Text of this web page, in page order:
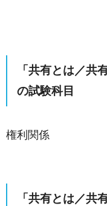
「共有とは／共
の試験科目
権利関係
「共有とは／共